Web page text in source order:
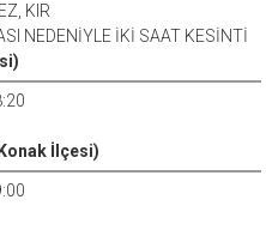
KIR
NEDENİYLE İKİ SAAT KESİNTİ
İlçesi)